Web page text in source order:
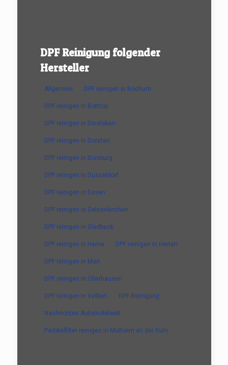
DPF Reinigung folgender
Hersteller
Allgemein DPF reinigen in Bochum
DPF reinigen in Bottrop
DPF reinigen in Dinslaken
DPF reinigen in Dorsten
DPF reinigen in Duisburg
DPF reinigen in Düsseldorf
DPF reinigen in Essen
DPF reinigen in Gelsenkirchen
DPF reinigen in Gladbeck
DPF reinigen in Herne DPF reinigen in Herten
DPF reinigen in Marl
DPF reinigen in Oberhausen
DPF reinigen in Velbert DPF Reinigung
Nachrichten Automobilwelt
Partikelfilter reinigen in Mülheim an der Ruhr